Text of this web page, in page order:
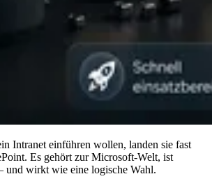
Intranet einführen wollen, landen sie fast
Es gehört zur Microsoft-Welt, ist
und wirkt wie eine logische Wahl.